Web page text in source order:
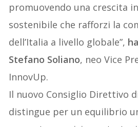
promuovendo una crescita
sostenibile che rafforzi la
dell’Italia a livello globale”,
Stefano Soliano, neo Vice
InnovUp.
Il nuovo Consiglio Direttivo
distingue per un equilibrio